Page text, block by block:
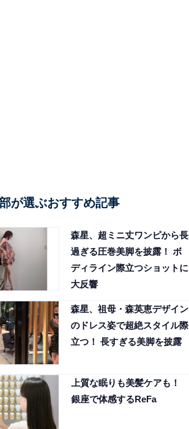
が選ぶおすすめ記事
森星、超ミニ丈ワンピから長
過ぎる圧巻美脚を披露！ ボ
ディライン際立つショットに
大反響
森星、祖母・森英恵デザイン
のドレス姿で超絶スタイル際
立つ！ 長すぎる美脚を披露
上質な眠りも美髪ケアも！
銀座で体感するReFa